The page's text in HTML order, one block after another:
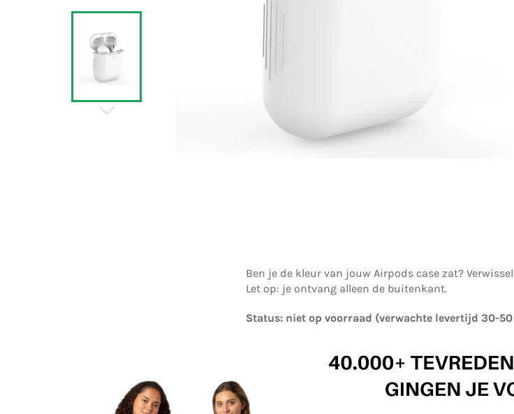
Ben je de kleur van jouw Airpods case zat?
Let op: je ontvang alleen de buitenkant.
Status: niet op voorraad (verwachte levertijd 30-